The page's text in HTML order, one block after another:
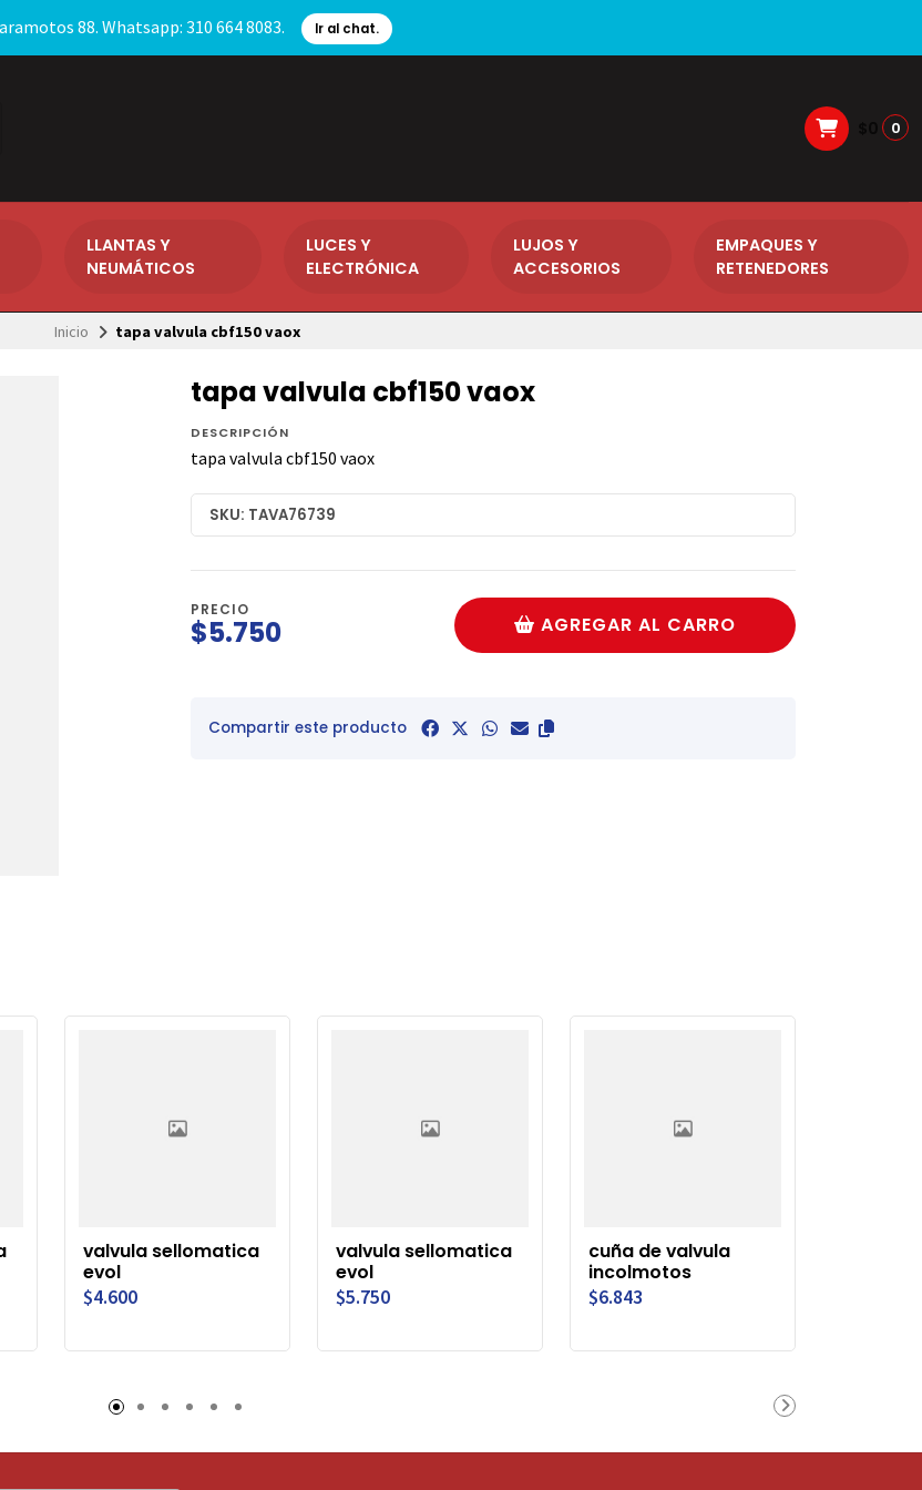
88. Whatsapp: 310 664 8083. Ir al chat.
0
LLANTAS Y
NEUMÁTICOS
LUCES Y
ELECTRÓNICA
LUJOS Y
ACCESORIOS
EMPAQUES Y
RETENEDORES
Inicio tapa valvula cbf150 vaox
tapa valvula cbf150 vaox
DESCRIPCIÓN
tapa valvula cbf150 vaox
SKU: TAVA76739
PRECIO
$5.750 AGREGAR AL CARRO
Compartir este producto
valvula sellomatica
evol
$4.600
valvula sellomatica
evol
$5.750
cuña de valvula
incolmotos
$6.843